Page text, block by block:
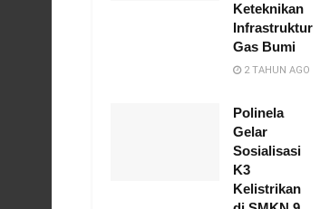
Keteknikan
Infrastruktur
Gas Bumi
2 TAHUN AGO
Polinela
Gelar
Sosialisasi
K3
Kelistrikan